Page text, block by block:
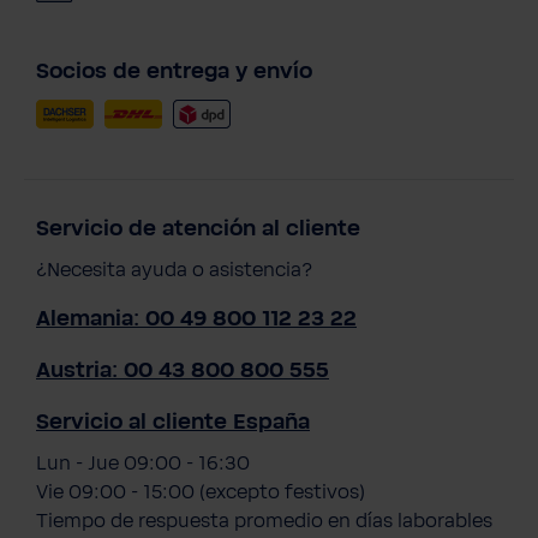
Socios de entrega y envío
Servicio de atención al cliente
¿Necesita ayuda o asistencia?
Alemania: 00 49 800 112 23 22
Austria: 00 43 800 800 555
Servicio al cliente España
Lun - Jue 09:00 - 16:30
Vie 09:00 - 15:00 (excepto festivos)
Tiempo de respuesta promedio en días laborables